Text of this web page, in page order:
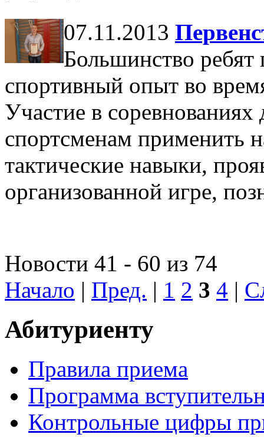
07.11.2013
Большинство ребят
спортивный опыт во
Участие в
спортсменам применить
тактические навыки,
организованной игре,
Новости 41 - 60 из 74
Начало | Пред. | 1 2 3 4 |
Абитуриенту
Правила приема
Программа
Контрольные цифры